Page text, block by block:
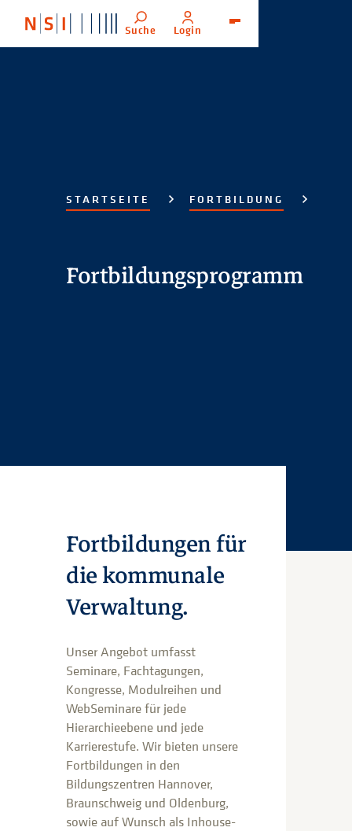
Suche Login
STARTSEITE FORTBILDUNG
Fortbildungsprogramm
Fortbildungen für
die kommunale
Verwaltung.
Unser Angebot umfasst
Seminare, Fachtagungen,
Kongresse, Modulreihen und
WebSeminare für jede
Hierarchieebene und jede
Karrierestufe. Wir bieten unsere
Fortbildungen in den
Bildungszentren Hannover,
Braunschweig und Oldenburg,
sowie auf Wunsch als Inhouse-